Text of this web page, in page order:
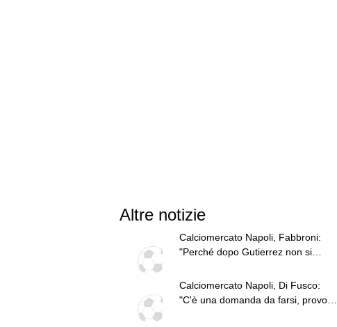
Altre notizie
Calciomercato Napoli, Fabbroni:
"Perché dopo Gutierrez non si
Calciomercato Napoli, Di Fusco:
"C'è una domanda da farsi, provoca